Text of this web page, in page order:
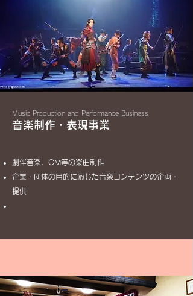
Music Production and Performance Business
音楽制作・表現事業
劇伴音楽、CM等の楽曲制作
企業・団体の目的に応じた音楽コンテンツの企画・
提供